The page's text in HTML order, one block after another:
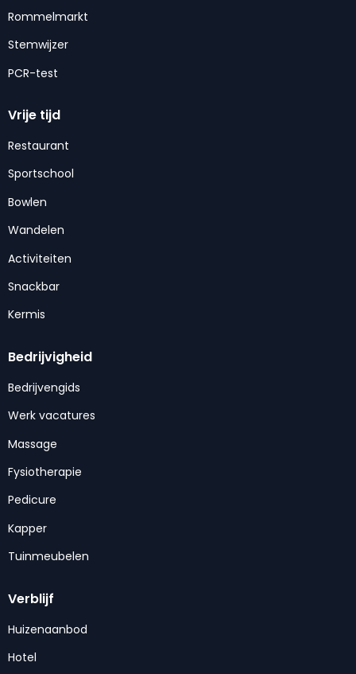
Rommelmarkt
Stemwijzer
PCR-test
Vrije tijd
Restaurant
Sportschool
Bowlen
Wandelen
Activiteiten
Snackbar
Kermis
Bedrijvigheid
Bedrijvengids
Werk vacatures
Massage
Fysiotherapie
Pedicure
Kapper
Tuinmeubelen
Verblijf
Huizenaanbod
Hotel